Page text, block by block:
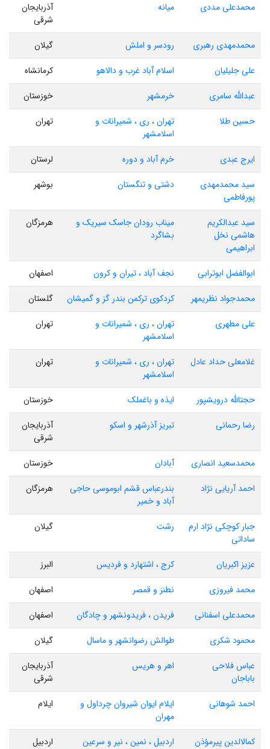
محمدعلی مددی
میانه
آذربایجان
شرقی
محمدمهدی رهبری
رودسر و املش
گیلان
علی جلیلیان
اسلام آباد غرب و دالاهو
کرمانشاه
عبدالله سامری
خرمشهر
خوزستان
حسین طلا
تهران ، ری ، شمیرانات و
اسلامشهر
تهران
ایرج عبدی خرم آباد و دوره
لرستان
سید محمدمهدی
پورفاطمی
دشتی و تنگستان بوشهر
سید عبدالکریم
هاشمی نخل
ابراهیمی
میناب رودان جاسک سیریک و
بشاگرد
هرمزگان
ابوالفضل ابوترابی نجف آباد ، تیران و کرون
اصفهان
محمدجواد نظریمهر
کردکوی ترکمن بندر گز و گمیشان
گلستان
علی مطهری
تهران ، ری ، شمیرانات و
اسلامشهر
تهران
غلامعلی حداد عادل
تهران ، ری ، شمیرانات و
اسلامشهر
تهران
حجتالله درویشپور ایذه و باغملک
خوزستان
رضا رحمانی
تبریز آذرشهر و اسکو
آذربایجان
شرقی
محمدسعید انصاری
آبادان
خوزستان
احمد آریایی نژاد
بندرعباس قشم ابوموسی حاجی
آباد و خمیر
هرمزگان
جبار کوچکی نژاد ارم
ساداتی
رشت گیلان
عزیز اکبریان کرج ، اشتهارد و فردیس
البرز
محمد فیروزی
نطنز و قمصر
اصفهان
محمدعلی اسفنانی
فریدن ، فریدونشهر و چادگان
اصفهان
محمود شکری
طوالش رضوانشهر و ماسال
گیلان
عباس فلاحی
باباجان
اهر و هریس
آذربایجان
شرقی
احمد شوهانی
ایلام ایوان شیروان چرداول و
مهران
ایلام
کمالالدین پیرمؤذن اردبیل ، نمین ، نیر و سرعین
اردبیل